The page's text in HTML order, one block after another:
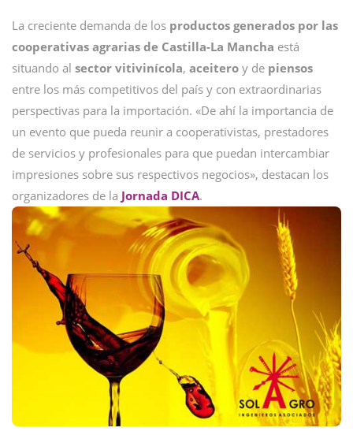
La creciente demanda de los productos generados por las
cooperativas agrarias de Castilla-La Mancha está
situando al sector vitivinícola, aceitero y de piensos
entre los más competitivos del país y con extraordinarias
perspectivas para la importación. «De ahí la importancia de
un evento que pueda reunir a cooperativistas, prestadores
de servicios y profesionales para que puedan intercambiar
impresiones sobre sus respectivos negocios», destacan los
organizadores de la Jornada DICA.